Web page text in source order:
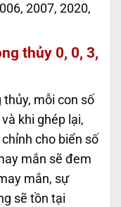
2007, 2020,
thủy 0, 0, 3,
mỗi con số
khi ghép lại,
cho biển số
mắn sẽ đem
mắn, sự
sẽ tồn tại